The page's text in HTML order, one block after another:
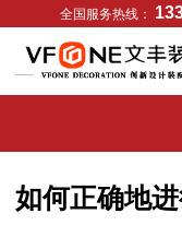
全国服务热线：
如何正确地